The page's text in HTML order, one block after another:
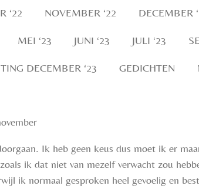
‘22 NOVEMBER ‘22 DECEMBER
MEI ‘23 JUNI ‘23 JULI ‘23
DECEMBER ‘23 GEDICHTEN
Ik heb geen keus dus moet ik er
ik dat niet van mezelf verwacht zou
ik normaal gesproken heel gevoelig en